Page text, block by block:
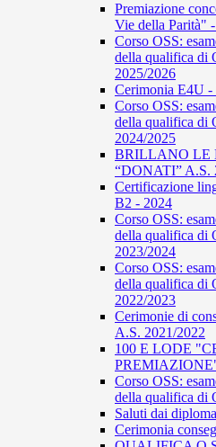
Premiazione
Vie della Parità"
Corso OSS:
della qualifica di
2025/2026
Cerimonia E4U -
Corso OSS:
della qualifica di
2024/2025
BRILLANO LE
“DONATI” A.S.
Certificazione
B2 - 2024
Corso OSS:
della qualifica di
2023/2024
Corso OSS:
della qualifica di
2022/2023
Cerimonie di
A.S. 2021/2022
100 E LODE
Corso OSS:
della qualifica di
Saluti dai
Cerimonia